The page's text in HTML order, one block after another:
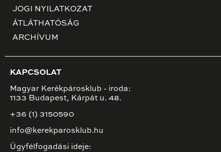
JOGI NYILATKOZAT
ÁTLÁTHATÓSÁG
ARCHÍVUM
KAPCSOLAT
Magyar Kerékpárosklub - iroda:
1133 Budapest, Kárpát u. 48.
+36 (1) 3150590
info@kerekparosklub.hu
Ügyfélfogadási ideje: